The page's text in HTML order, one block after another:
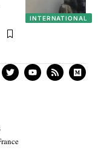
INTERNATIONAL